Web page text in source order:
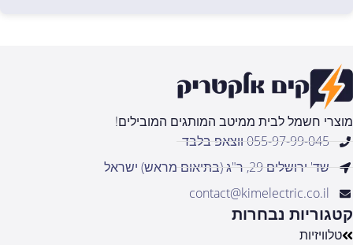
מוצרי חשמל לבית ממיטב המותגים המובילים!
055-97-99-045 ווצאפ בלבד
שד' ירושלים 29, ר"ג (בתיאום מראש) ישראל
contact@kimelectric.co.il
קטגוריות נבחרות
טלוויזיות